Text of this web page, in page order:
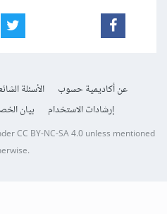
عن أكاديمية حسوب الأسئلة
إرشادات الاستخدام
بيان
CC BY-NC-SA 4.0unless mentioned